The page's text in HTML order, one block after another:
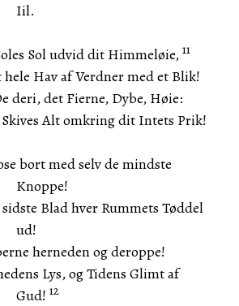
Iil.
Sol udvid dit Himmeløie, 11
Hav af Verdner med et Blik!
deri, det Fierne, Dybe, Høie:
Alt omkring dit Intets Prik!
bort med selv de mindste
Knoppe!
Blad hver Rummets Tøddel
ud!
herneden og deroppe!
Lys, og Tidens Glimt af
Gud! 12